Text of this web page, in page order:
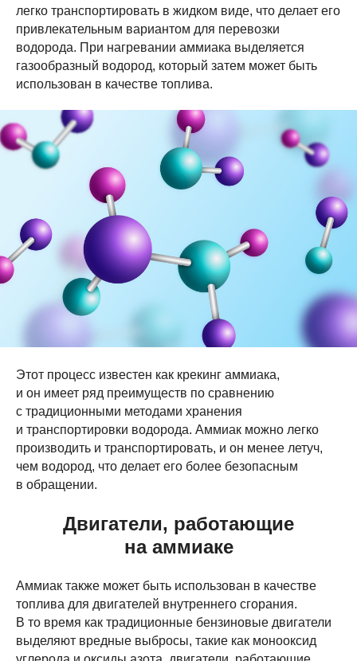
легко транспортировать в жидком виде, что делает его
привлекательным вариантом для перевозки
водорода. При нагревании аммиака выделяется
газообразный водород, который затем может быть
использован в качестве топлива.
Этот процесс известен как крекинг аммиака,
и он имеет ряд преимуществ по сравнению
с традиционными методами хранения
и транспортировки водорода. Аммиак можно легко
производить и транспортировать, и он менее летуч,
чем водород, что делает его более безопасным
в обращении.
Двигатели, работающие
на аммиаке
Аммиак также может быть использован в качестве
топлива для двигателей внутреннего сгорания.
В то время как традиционные бензиновые двигатели
выделяют вредные выбросы, такие как монооксид